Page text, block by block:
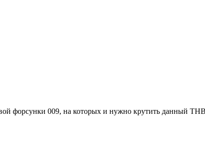
форсунки 009, на которых и нужно крутить данный